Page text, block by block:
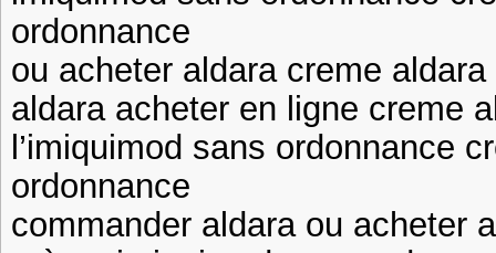
ordonnance
ou acheter aldara creme
aldara acheter en ligne creme
l’imiquimod sans ordonnance
ordonnance
commander aldara ou acheter